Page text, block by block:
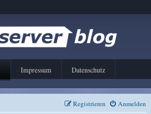
Impressum Datenschutz
Anmelden
Registrieren